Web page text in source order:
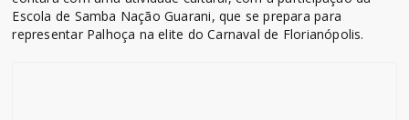
Escola de Samba Nação Guarani, que se prepara para
representar Palhoça na elite do Carnaval de Florianópolis.